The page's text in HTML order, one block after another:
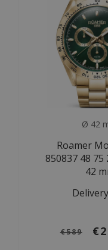
Ø 42
Roamer
850837 48
42
€589